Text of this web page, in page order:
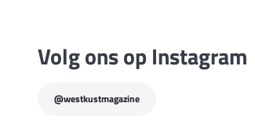
Volg ons op Instagram
@westkustmagazine